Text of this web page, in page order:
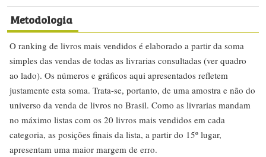
Metodologia
O ranking de livros mais vendidos é elaborado a partir da soma
simples das vendas de todas as livrarias consultadas (ver quadro
ao lado). Os números e gráficos aqui apresentados refletem
justamente esta soma. Trata-se, portanto, de uma amostra e não do
universo da venda de livros no Brasil. Como as livrarias mandam
no máximo listas com os 20 livros mais vendidos em cada
categoria, as posições finais da lista, a partir do 15º lugar,
apresentam uma maior margem de erro.